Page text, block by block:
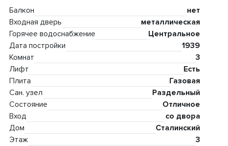
Балкон
нет
Входная дверь
металлическая
Горячее водоснабжение
Центральное
Дата постройки
1939
Комнат
3
Лифт
Есть
Плита
Газовая
Сан. узел
Раздельный
Состояние
Отличное
Вход
со двора
Дом
Сталинский
Этаж
3